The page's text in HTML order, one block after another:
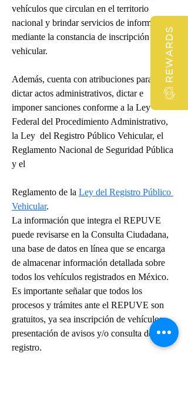
vehículos que circulan en el territorio
nacional y brindar servicios de información,
mediante la constancia de inscripción
vehicular.
Además, cuenta con atribuciones para
dictar actos administrativos, dictar e
imponer sanciones conforme a la Ley
Federal del Procedimiento Administrativo,
la Ley  del Registro Público Vehicular, el
Reglamento Nacional de Seguridad Pública
y el
Reglamento de la Ley del Registro Público
Vehicular.
La información que integra el REPUVE
puede revisarse en la Consulta Ciudadana,
una base de datos en línea que se encarga
de almacenar información detallada sobre
todos los vehículos registrados en México.
Es importante señalar que todos los
procesos y trámites ante el REPUVE son
gratuitos, ya sea inscripción de vehículos,
presentación de avisos y/o consulta del
registro.
REWARDS